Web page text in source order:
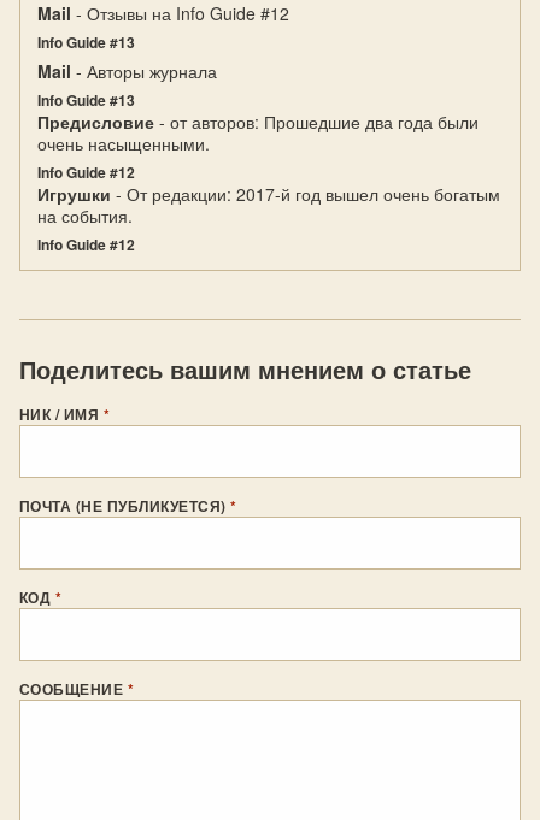
Mail - Отзывы на Info Guide #12
Info Guide #13
Mail - Авторы журнала
Info Guide #13
Предисловие - от авторов: Прошедшие два года были
очень насыщенными.
Info Guide #12
Игрушки - От редакции: 2017-й год вышел очень богатым
на события.
Info Guide #12
Поделитесь вашим мнением о статье
НИК / ИМЯ *
ПОЧТА (НЕ ПУБЛИКУЕТСЯ)*
КОД *
СООБЩЕНИЕ *